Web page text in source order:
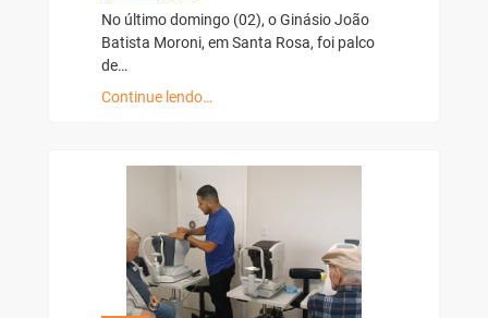
No último domingo (02), o Ginásio João
Batista Moroni, em Santa Rosa, foi palco
de…
Continue lendo…